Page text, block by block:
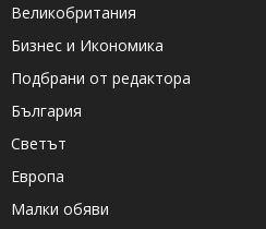
Великобритания
Бизнес и Икономика
Подбрани от редактора
България
Светът
Европа
Малки обяви